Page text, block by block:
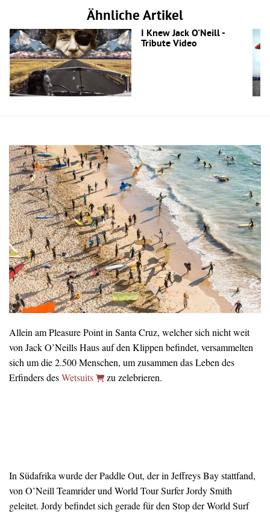
Ähnliche Artikel
I Knew Jack O'Neill -
Tribute Video
Allein am Pleasure Point in Santa Cruz, welcher sich nicht weit
von Jack O’Neills Haus auf den Klippen befindet, versammelten
sich um die 2.500 Menschen, um zusammen das Leben des
Erfinders desWetsuits zu zelebrieren.
In Südafrika wurde der Paddle Out, der in Jeffreys Bay stattfand,
von O’Neill Teamrider und World Tour Surfer Jordy Smith
geleitet. Jordy befindet sich gerade für den Stop der World Surf